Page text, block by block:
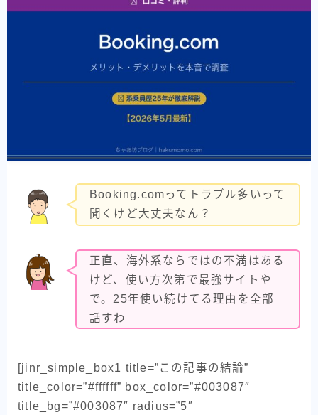
Booking.comってトラブル多いって
聞くけど大丈夫なん？
正直、海外系ならではの不満はある
けど、使い方次第で最強サイトや
で。25年使い続けてる理由を全部
話すわ
[jinr_simple_box1 title=”この記事の結論”
title_color=”#ffffff” box_color=”#003087″
title_bg=”#003087″ radius=”5″